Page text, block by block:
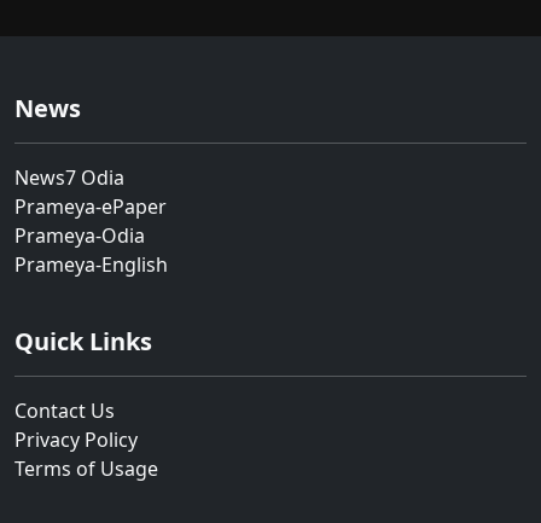
News
News7 Odia
Prameya-ePaper
Prameya-Odia
Prameya-English
Quick Links
Contact Us
Privacy Policy
Terms of Usage